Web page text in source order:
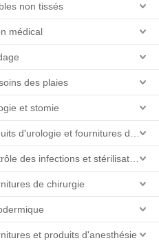
non tissés
médical
des plaies
et stomie
de chirurgie
et produits d'anesthésie